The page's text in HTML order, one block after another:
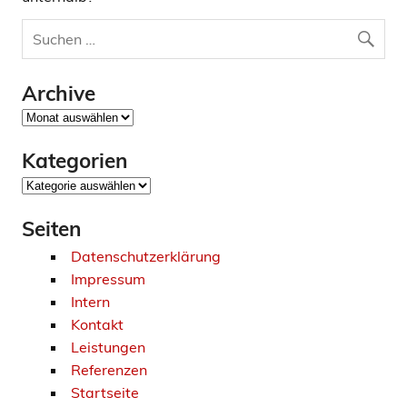
Archive
Archive
Kategorien
Kategorien
Seiten
Datenschutzerklärung
Impressum
Intern
Kontakt
Leistungen
Referenzen
Startseite